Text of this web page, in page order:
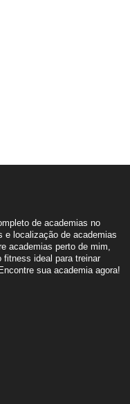
de academias no
e localização de academias
academias perto de mim,
fitness ideal para treinar
sua academia agora!